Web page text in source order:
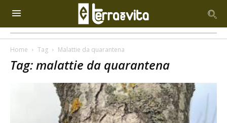
Home Tag Malattie da quarantena
Tag: malattie da quarantena